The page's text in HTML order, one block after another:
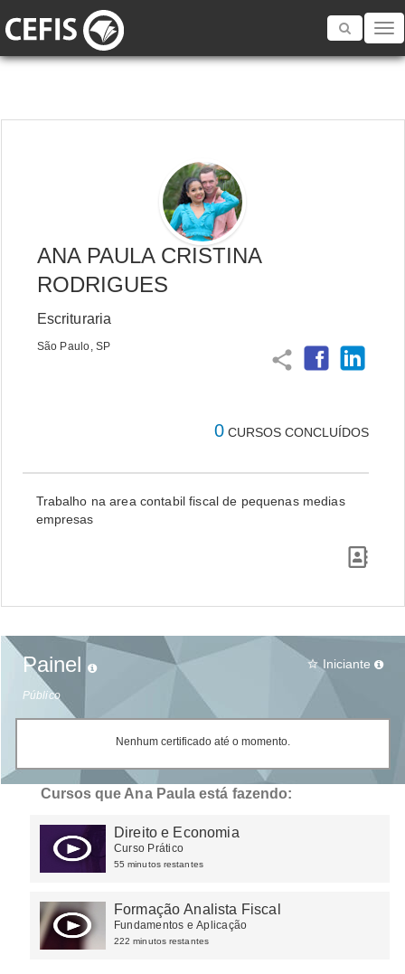
Toggle
ANA PAULA CRISTINA
RODRIGUES
Escrituraria
São Paulo, SP
share
0 CURSOS CONCLUÍDOS
Trabalho na area contabil fiscal de pequenas medias
empresas
Painel
Público
star_border Iniciante
Nenhum certificado até o momento.
Cursos que Ana Paula está fazendo:
Direito e Economia
Curso Prático
55 minutos restantes
Formação Analista Fiscal
Fundamentos e Aplicação
222 minutos restantes